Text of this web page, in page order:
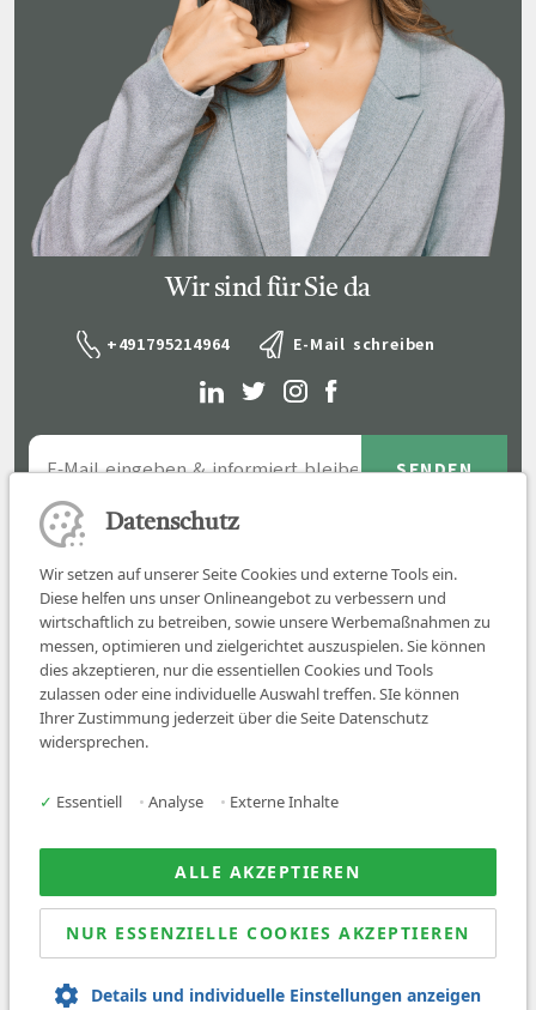
Wir sind für Sie da
+491795214964 E-Mail schreiben
Job finden
Über uns
News
© 2026 Sanovetis. All rights reserved.
Datenschutz
Wir setzen auf unserer Seite Cookies und externe Tools ein.
Diese helfen uns unser Onlineangebot zu verbessern und
wirtschaftlich zu betreiben, sowie unsere Werbemaßnahmen zu
messen, optimieren und zielgerichtet auszuspielen. Sie können
dies akzeptieren, nur die essentiellen Cookies und Tools
zulassen oder eine individuelle Auswahl treffen. SIe können
Ihrer Zustimmung jederzeit über die Seite Datenschutz
widersprechen.
✓ Essentiell • Analyse • Externe Inhalte
ALLE AKZEPTIEREN
NUR ESSENZIELLE COOKIES AKZEPTIEREN
Details und individuelle Einstellungen anzeigen